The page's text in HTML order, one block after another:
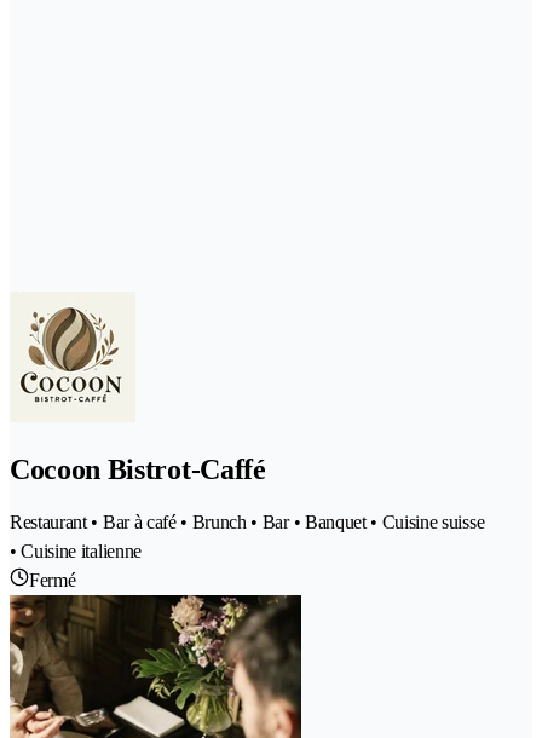
Cocoon Bistrot-Caffé
Restaurant • Bar à café • Brunch • Bar • Banquet • Cuisine suisse
• Cuisine italienne
Fermé